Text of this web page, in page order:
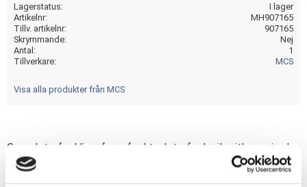
Lagerstatus
I lager
Artikelnr
MH907165
Tillv. artikelnr
907165
Skrymmande
Nej
Antal
1
Tillverkare
MCS
Visa alla produkter från MCS
Complete fuel line; from fuel tank to fuel rail; with required
connectors; Direct replacement for the OEM fuel line